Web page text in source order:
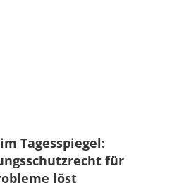
Tagesspiegel:
für
löst